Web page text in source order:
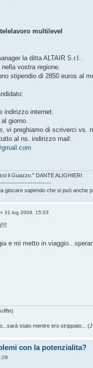
multilevel
la ditta ALTAIR S.r.l..
vostra regione.
stipendio di 2850 euros al
indirizzo internet.
giorno.
vi preghiamo di scriverci vs.
al ns. indirizzo mail:
il Guazzo." DANTE ALIGHIERI
giocare sapendo che si può anche
» 31 lug 2009, 15:03
e mi metto in
stato mentre ero strippato...
con la potenzialita?